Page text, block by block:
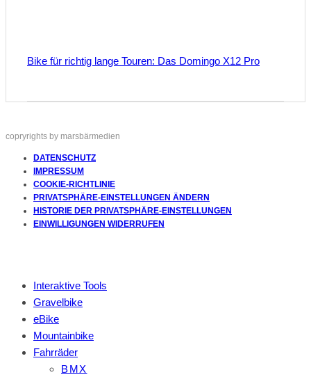
Bike für richtig lange Touren: Das Domingo X12 Pro
copryrights by marsbärmedien
DATENSCHUTZ
IMPRESSUM
COOKIE-RICHTLINIE
PRIVATSPHÄRE-EINSTELLUNGEN ÄNDERN
HISTORIE DER PRIVATSPHÄRE-EINSTELLUNGEN
EINWILLIGUNGEN WIDERRUFEN
Interaktive Tools
Gravelbike
eBike
Mountainbike
Fahrräder
BMX